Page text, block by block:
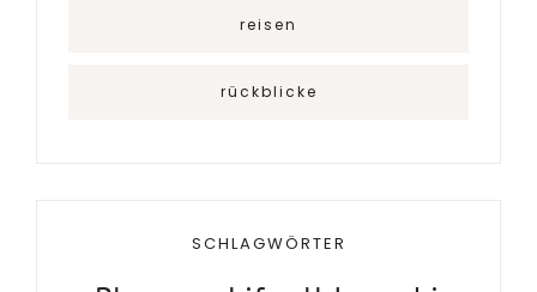
reisen
rückblicke
SCHLAGWÖRTER